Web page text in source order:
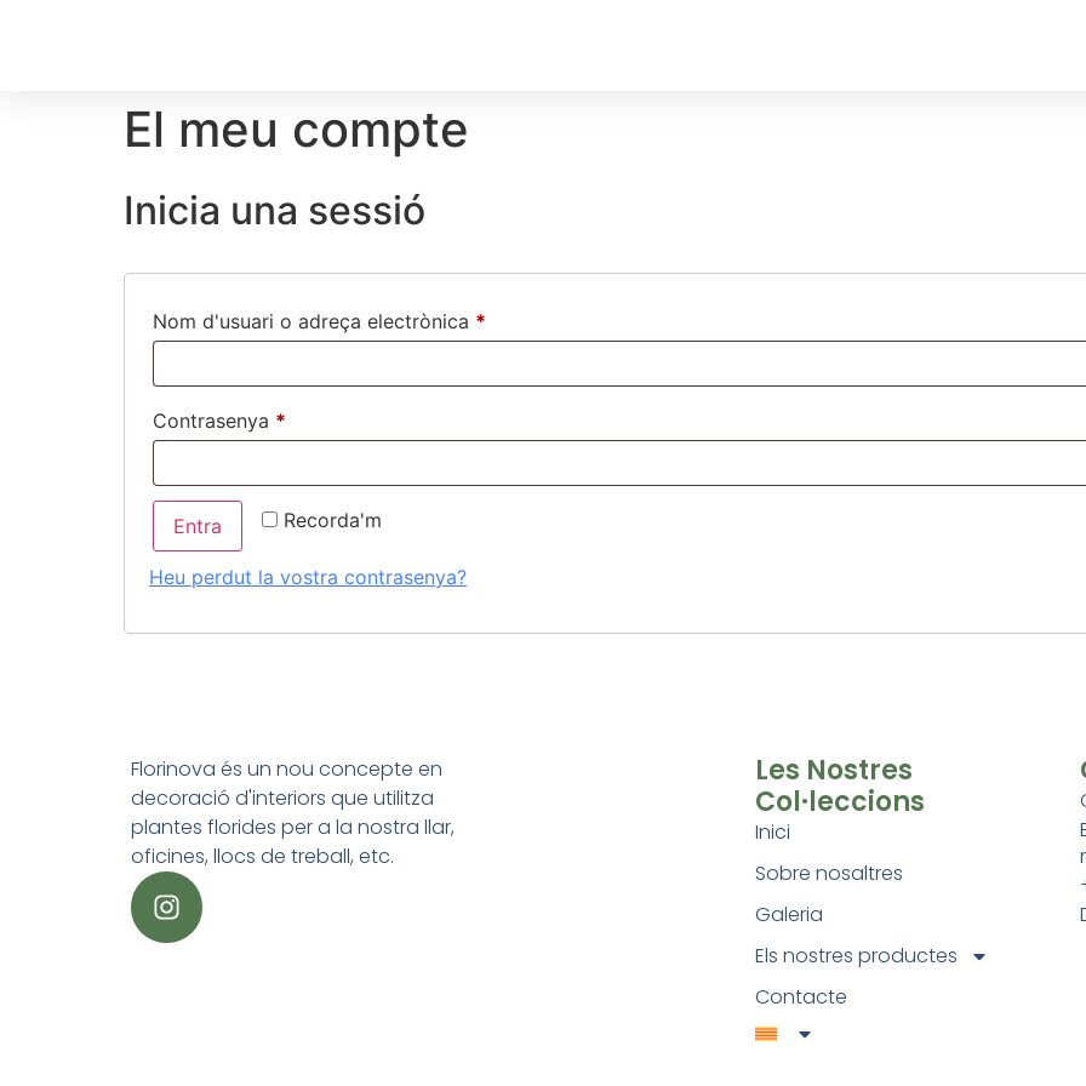
El meu compte
Inicia una sessió
Nom d'usuari o adreça electrònica *
Contrasenya *
Recorda'm
Entra
Heu perdut la vostra contrasenya?
Florinova és un nou concepte en
decoració d'interiors que utilitza
plantes florides per a la nostra llar,
oficines, llocs de treball, etc.
Les Nostres
Col·leccions
Inici
Sobre nosaltres
Galeria
Els nostres productes
Contacte